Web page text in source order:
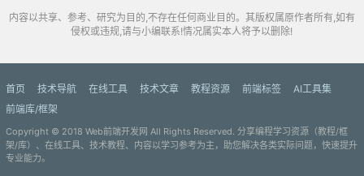
内容以共享、参考、研究为目的,不存在任何商业目的。其版权属原作者所有,如有
侵权或违规,请与小编联系!情况属实本人将予以删除!
首页 技术导航 在线工具 技术文章 教程资源 前端标签
AI工具集
前端库/框架